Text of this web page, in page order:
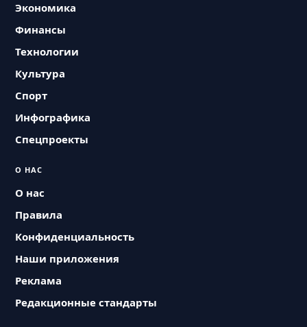
Экономика
Финансы
Технологии
Культура
Спорт
Инфографика
Спецпроекты
О НАС
О нас
Правила
Конфиденциальность
Наши приложения
Реклама
Редакционные стандарты